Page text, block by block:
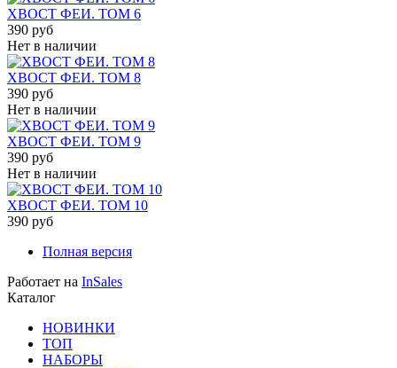
ХВОСТ ФЕИ. ТОМ 6
390 руб
Нет в наличии
ХВОСТ ФЕИ. ТОМ 8
390 руб
Нет в наличии
ХВОСТ ФЕИ. ТОМ 9
390 руб
Нет в наличии
ХВОСТ ФЕИ. ТОМ 10
390 руб
Полная версия
Работает на InSales
Каталог
НОВИНКИ
ТОП
НАБОРЫ